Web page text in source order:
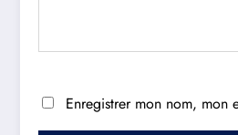
Enregistrer mon nom, mon